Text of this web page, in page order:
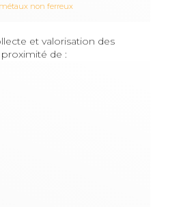
non ferreux
et valorisation des
de :